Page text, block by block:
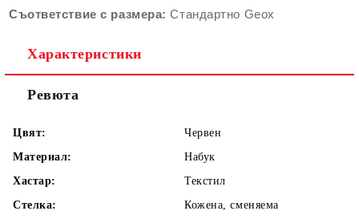
Съответствие с размера:Стандартно Geox
Характеристики
Ревюта
Цвят:
Червен
Материал:
Набук
Хастар:
Текстил
Стелка:
Кожена, сменяема